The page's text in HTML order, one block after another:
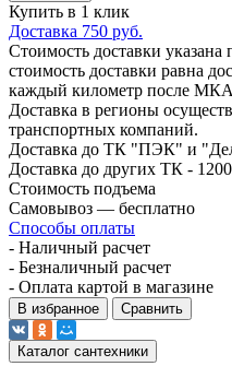
Купить в 1 клик
Доставка 750 руб.
Стоимость доставки
стоимость доставки равна
каждый километр после
Доставка в регионы
транспортных компаний.
Доставка до ТК "ПЭК" и
Доставка до других ТК -
Стоимость подъема
Самовывоз — бесплатно
Способы оплаты
- Наличный расчет
- Безналичный расчет
- Оплата картой в магазине
В избранное Сравнить
Каталог сантехники